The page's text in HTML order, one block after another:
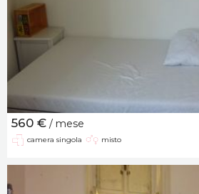
560 € / mese
camera singola misto